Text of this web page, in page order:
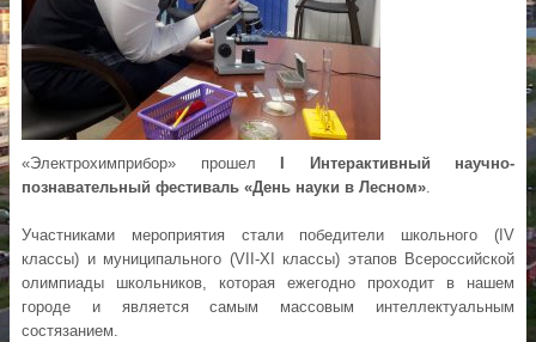
«Электрохимприбор» прошел
I Интерактивный научно-
познавательный фестиваль «День науки в Лесном».
Участниками мероприятия стали победители школьного (IV
классы) и муниципального (VII-XI классы) этапов Всероссийской
олимпиады школьников, которая ежегодно проходит в нашем
городе и является самым массовым интеллектуальным
состязанием.